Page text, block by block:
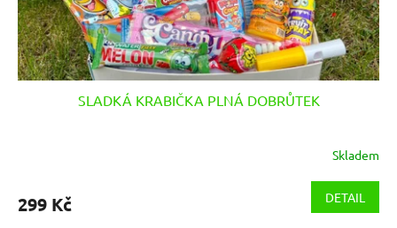
SLADKÁ KRABIČKA PLNÁ DOBRŮTEK
Skladem
299 Kč DETAIL